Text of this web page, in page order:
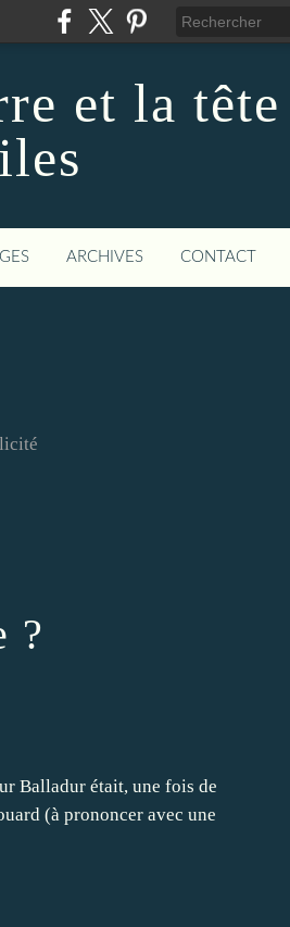
et la tête
ARCHIVES CONTACT
?
Balladur était, une fois de
(à prononcer avec une